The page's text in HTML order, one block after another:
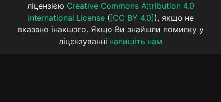
ліцензією Creative Commons Attribution 4.0
International License( [CC BY 4.0] ), якщо не
вказано інакшого. Якщо Ви знайшли помилку у
ліцензуванні напишіть нам